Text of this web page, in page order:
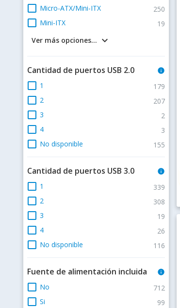
check_box_outline_blank Micro-ATX/Mini-ITX 250
check_box_outline_blank Mini-ITX 19
keyboard_arrow_down
Ver más opciones...
Cantidad de puertos USB 2.0 info
check_box_outline_blank 1 179
check_box_outline_blank 2 207
check_box_outline_blank 3 2
check_box_outline_blank 4 3
check_box_outline_blank No disponible 155
Cantidad de puertos USB 3.0 info
check_box_outline_blank 1 339
check_box_outline_blank 2 308
check_box_outline_blank 3 19
check_box_outline_blank 4 26
check_box_outline_blank No disponible 116
Fuente de alimentación incluida info
check_box_outline_blank No 712
check_box_outline_blank Si 99